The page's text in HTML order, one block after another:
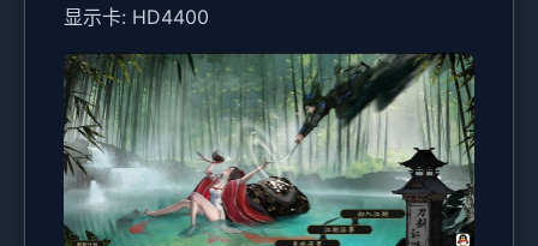
显示卡: HD4400